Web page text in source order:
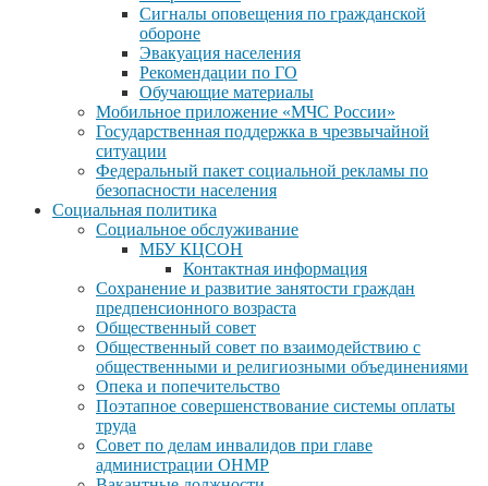
Сигналы оповещения по гражданской
обороне
Эвакуация населения
Рекомендации по ГО
Обучающие материалы
Мобильное приложение «МЧС России»
Государственная поддержка в чрезвычайной
ситуации
Федеральный пакет социальной рекламы по
безопасности населения
Социальная политика
Социальное обслуживание
МБУ КЦСОН
Контактная информация
Сохранение и развитие занятости граждан
предпенсионного возраста
Общественный совет
Общественный совет по взаимодействию с
общественными и религиозными объединениями
Опека и попечительство
Поэтапное совершенствование системы оплаты
труда
Совет по делам инвалидов при главе
администрации ОНМР